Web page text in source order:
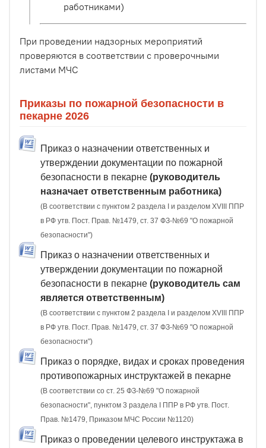
работниками)
При проведении надзорных мероприятий
проверяются в соответствии с проверочными
листами МЧС
Приказы по пожарной безопасности в
пекарне 2026
Приказ о назначении ответственных и
утверждении документации по пожарной
безопасности в пекарне (руководитель
назначает ответственным работника)
(В соответствии с пунктом 2 раздела I и разделом XVIII ППР
в РФ утв. Пост. Прав. №1479, ст. 37 ФЗ-№69 "О пожарной
безопасности")
Приказ о назначении ответственных и
утверждении документации по пожарной
безопасности в пекарне (руководитель сам
является ответственным)
(В соответствии с пунктом 2 раздела I и разделом XVIII ППР
в РФ утв. Пост. Прав. №1479, ст. 37 ФЗ-№69 "О пожарной
безопасности")
Приказ о порядке, видах и сроках проведения
противопожарных инструктажей в пекарне
(В соответствии со ст. 25 ФЗ-№69 "О пожарной
безопасности", пунктом 3 раздела I ППР в РФ утв. Пост.
Прав. №1479, Приказом МЧС России №1120)
Приказ о проведении целевого инструктажа в